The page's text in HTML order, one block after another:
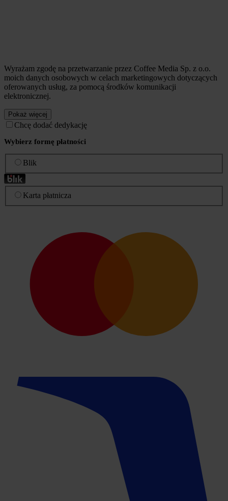
Wyrażam zgodę na przetwarzanie przez Coffee Media Sp. z o.o.
moich danych osobowych w celach marketingowych dotyczących
oferowanych usług, za pomocą środków komunikacji
elektronicznej.
Pokaż więcej
Chcę dodać dedykację
Wybierz formę płatności
Blik
Karta płatnicza